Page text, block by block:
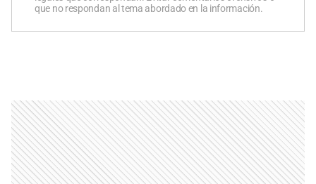
que no respondan al tema abordado en la información.